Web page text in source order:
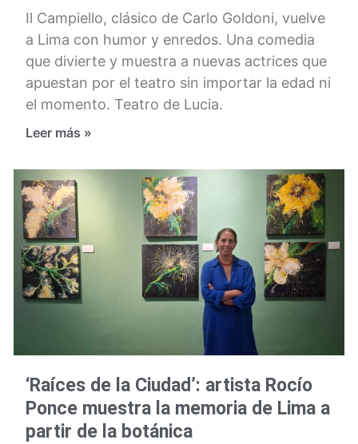
Il Campiello, clásico de Carlo Goldoni, vuelve
a Lima con humor y enredos. Una comedia
que divierte y muestra a nuevas actrices que
apuestan por el teatro sin importar la edad ni
el momento. Teatro de Lucia.
Leer más »
‘Raíces de la Ciudad’: artista Rocío
Ponce muestra la memoria de Lima a
partir de la botánica